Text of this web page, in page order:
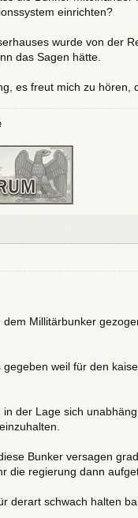
einrichten?
wurde von der
das Sagen hätte.
es freut mich zu
Millitärbunker
weil für den
der Lage sich
Bunker versagen
die regierung dann
derart schwach halten